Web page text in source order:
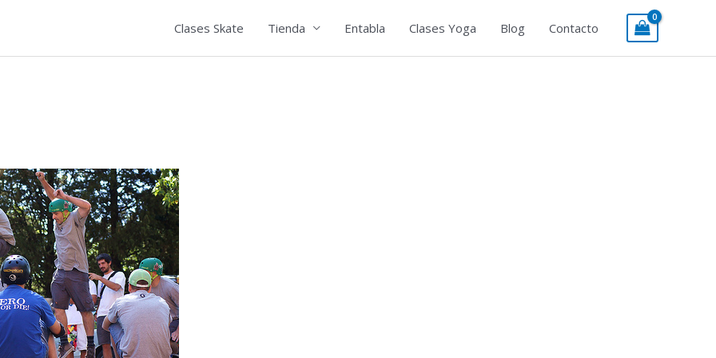
Clases Skate Tienda Entabla Clases Yoga Blog Contacto